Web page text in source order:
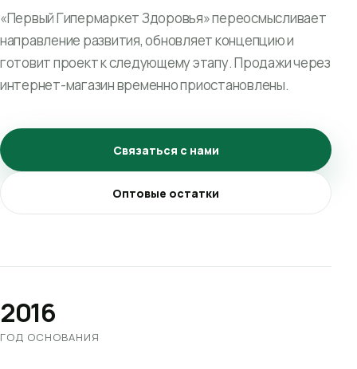
«Первый Гипермаркет Здоровья» переосмысливает
направление развития, обновляет концепцию и
готовит проект к следующему этапу. Продажи через
интернет-магазин временно приостановлены.
Связаться с нами
Оптовые остатки
2016
ГОД ОСНОВАНИЯ